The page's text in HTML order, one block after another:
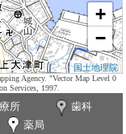
+
−
国土地理院
Agency. "Vector Map Level 0
Services, 1997.
所
歯科
薬局